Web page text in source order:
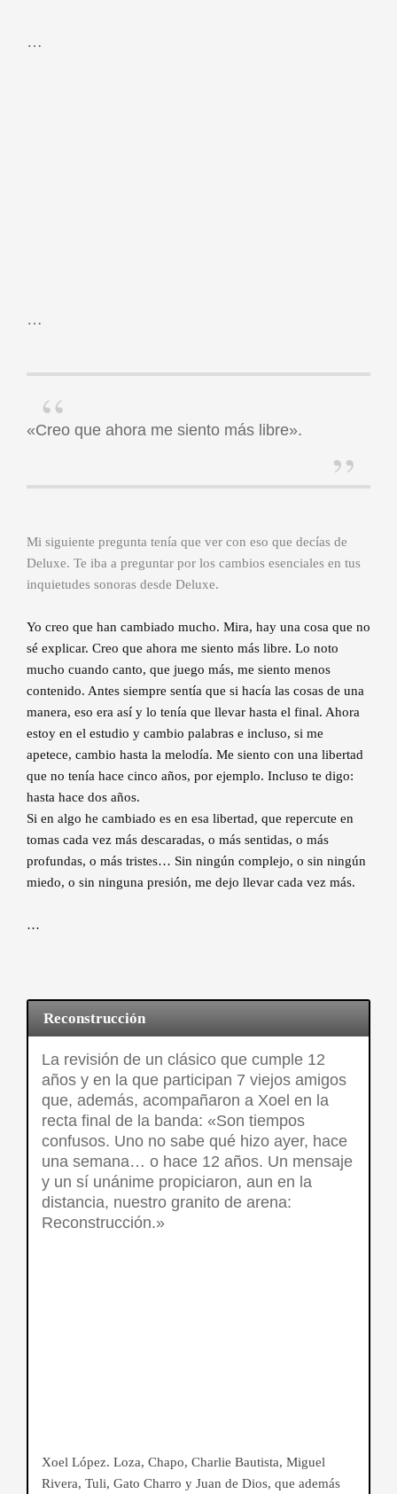
…
…
«Creo que ahora me siento más libre».
Mi siguiente pregunta tenía que ver con eso que decías de
Deluxe. Te iba a preguntar por los cambios esenciales en tus
inquietudes sonoras desde Deluxe.
Yo creo que han cambiado mucho. Mira, hay una cosa que no
sé explicar. Creo que ahora me siento más libre. Lo noto
mucho cuando canto, que juego más, me siento menos
contenido. Antes siempre sentía que si hacía las cosas de una
manera, eso era así y lo tenía que llevar hasta el final. Ahora
estoy en el estudio y cambio palabras e incluso, si me
apetece, cambio hasta la melodía. Me siento con una libertad
que no tenía hace cinco años, por ejemplo. Incluso te digo:
hasta hace dos años.
Si en algo he cambiado es en esa libertad, que repercute en
tomas cada vez más descaradas, o más sentidas, o más
profundas, o más tristes… Sin ningún complejo, o sin ningún
miedo, o sin ninguna presión, me dejo llevar cada vez más.
…
Reconstrucción
La revisión de un clásico que cumple 12
años y en la que participan 7 viejos amigos
que, además, acompañaron a Xoel en la
recta final de la banda: «Son tiempos
confusos. Uno no sabe qué hizo ayer, hace
una semana… o hace 12 años. Un mensaje
y un sí unánime propiciaron, aun en la
distancia, nuestro granito de arena:
Reconstrucción.»
Xoel López. Loza, Chapo, Charlie Bautista, Miguel
Rivera, Tuli, Gato Charro y Juan de Dios, que además